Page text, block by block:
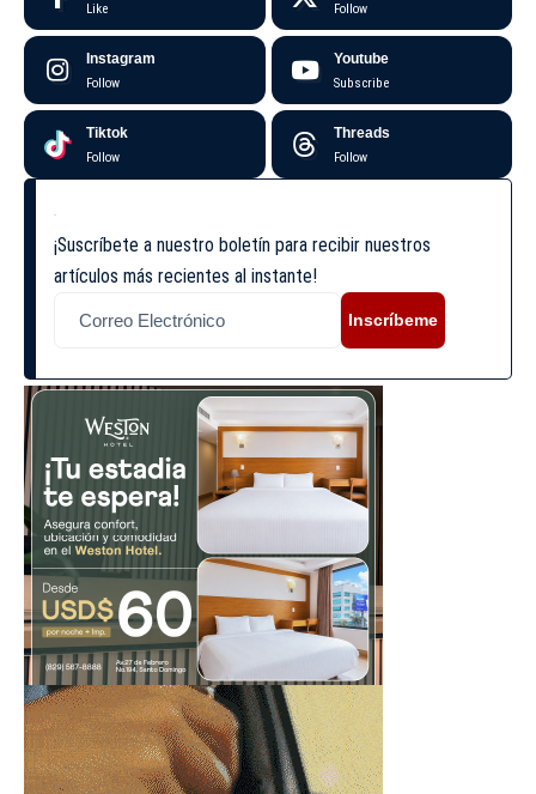
Like Follow
Instagram
Follow
Youtube
Subscribe
Tiktok
Follow
Threads
Follow
¡Suscríbete a nuestro boletín para recibir nuestros
artículos más recientes al instante!
Inscríbeme